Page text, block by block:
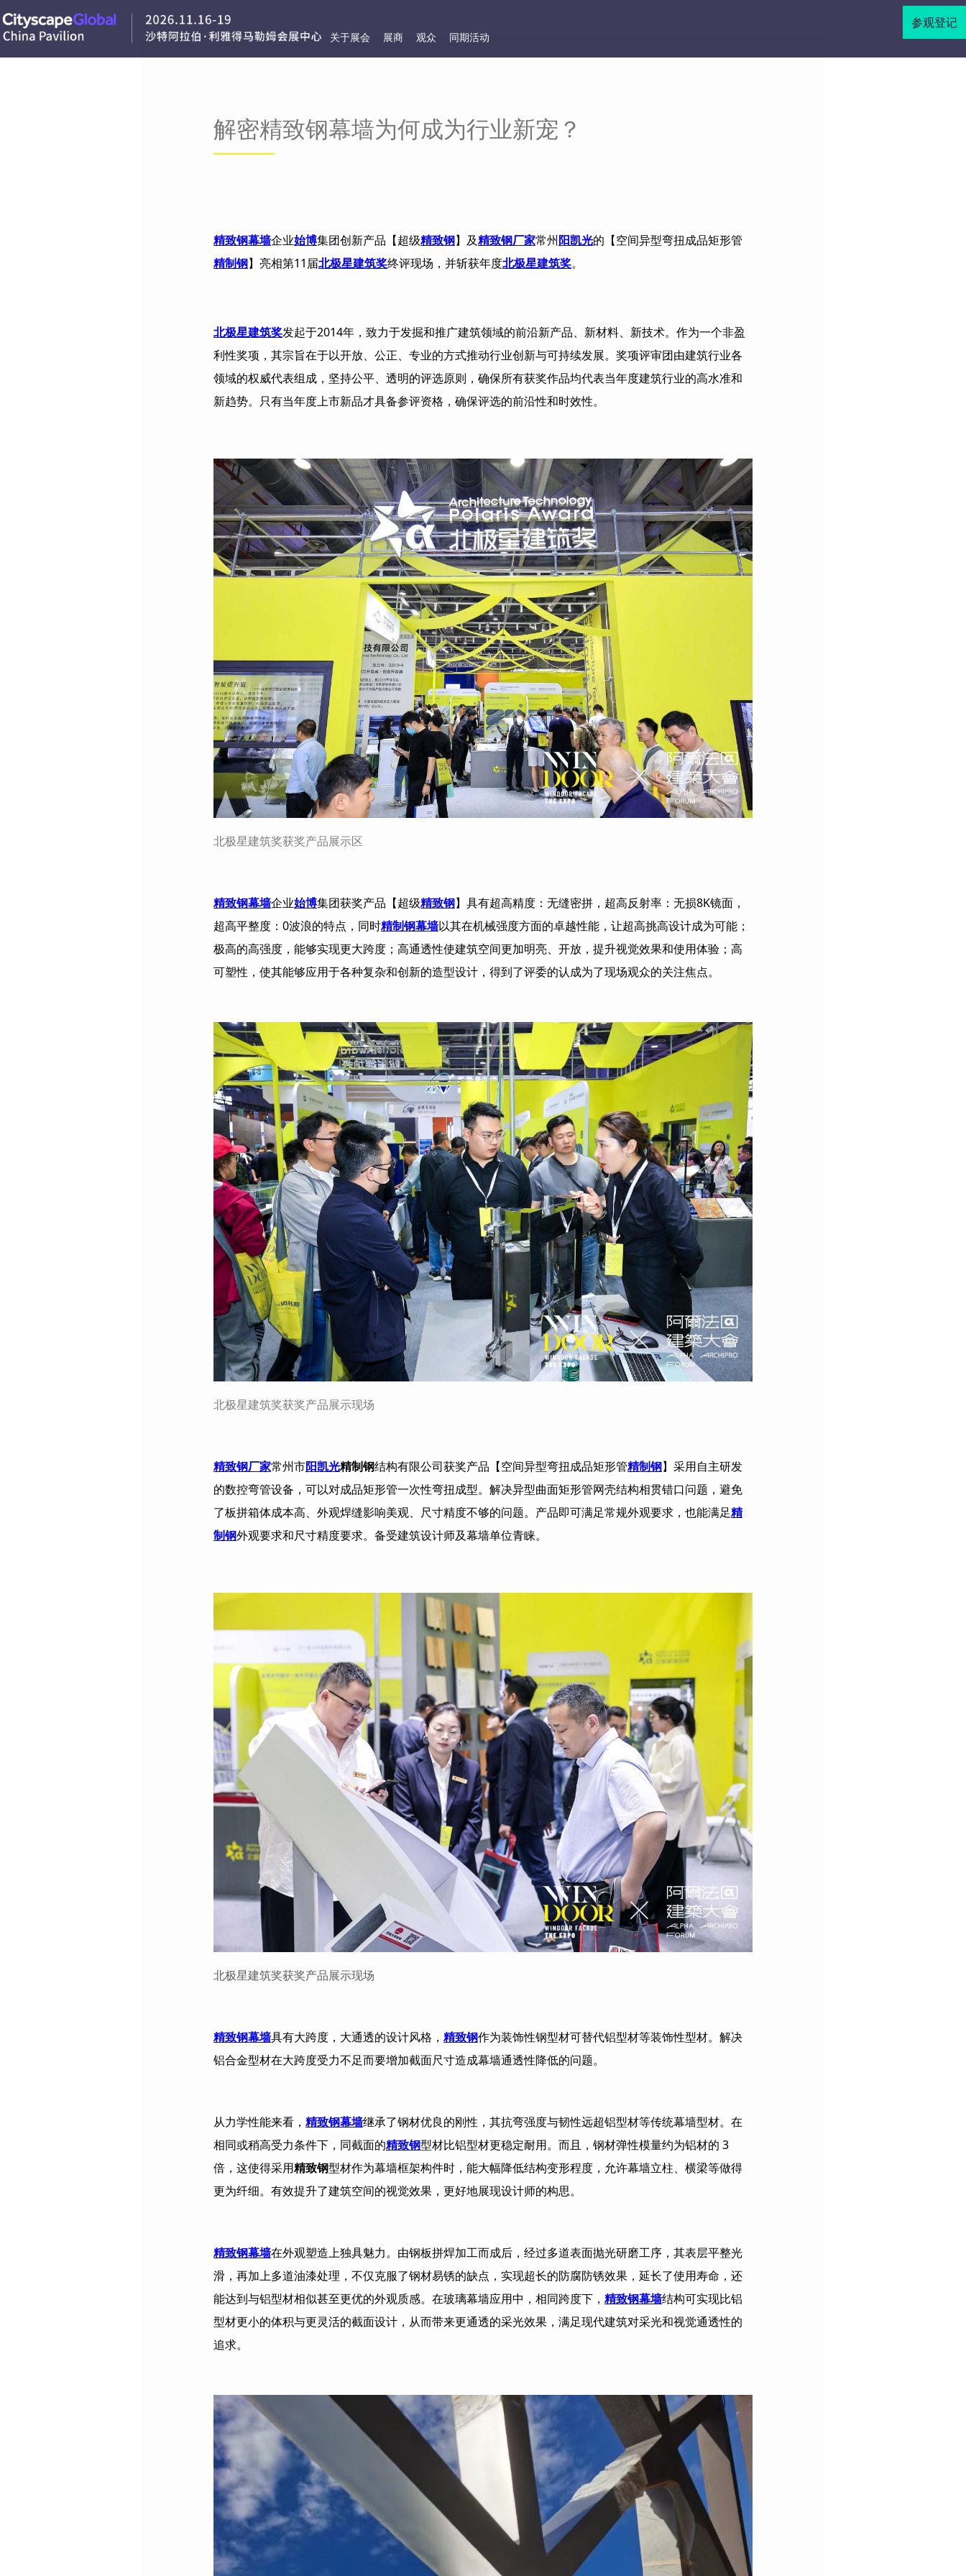
关于展会 展商 观众 同期活动
参观登记
解密精致钢幕墙为何成为行业新宠？
精致钢幕墙企业始博集团创新产品【超级精致钢】及精致钢厂家常州阳凯光的【空间异型弯扭成品矩形管
精制钢】亮相第11届北极星建筑奖终评现场，并斩获年度北极星建筑奖。
北极星建筑奖发起于2014年，致力于发掘和推广建筑领域的前沿新产品、新材料、新技术。作为一个非盈
利性奖项，其宗旨在于以开放、公正、专业的方式推动行业创新与可持续发展。奖项评审团由建筑行业各
领域的权威代表组成，坚持公平、透明的评选原则，确保所有获奖作品均代表当年度建筑行业的高水准和
新趋势。只有当年度上市新品才具备参评资格，确保评选的前沿性和时效性。
北极星建筑奖获奖产品展示区
精致钢幕墙企业始博集团获奖产品【超级精致钢】具有超高精度：无缝密拼，超高反射率：无损8K镜面，
超高平整度： 0波浪的特点，同时精制钢幕墙以其在机械强度方面的卓越性能，让超高挑高设计成为可能；
极高的高强度，能够实现更大跨度；高通透性使建筑空间更加明亮、开放，提升视觉效果和使用体验；高
可塑性，使其能够应用于各种复杂和创新的造型设计，得到了评委的认成为了现场观众的关注焦点。
北极星建筑奖获奖产品展示现场
精致钢厂家常州市阳凯光精制钢结构有限公司获奖产品【空间异型弯扭成品矩形管精制钢】采用自主研发
的数控弯管设备，可以对成品矩形管一次性弯扭成型。解决异型曲面矩形管网壳结构相贯错口问题，避免
了板拼箱体成本高、外观焊缝影响美观、尺寸精度不够的问题。产品即可满足常规外观要求，也能满足精
制钢外观要求和尺寸精度要求。备受建筑设计师及幕墙单位青睐。
北极星建筑奖获奖产品展示现场
精致钢幕墙具有大跨度，大通透的设计风格， 精致钢作为装饰性钢型材可替代铝型材等装饰性型材。解决
铝合金型材在大跨度受力不足而要增加截面尺寸造成幕墙通透性降低的问题。
从力学性能来看， 精致钢幕墙继承了钢材优良的刚性，其抗弯强度与韧性远超铝型材等传统幕墙型材。在
相同或稍高受力条件下，同截面的精致钢型材比铝型材更稳定耐用。而且，钢材弹性模量约为铝材的 3
倍，这使得采用精致钢型材作为幕墙框架构件时，能大幅降低结构变形程度，允许幕墙立柱、横梁等做得
更为纤细。有效提升了建筑空间的视觉效果，更好地展现设计师的构思。
精致钢幕墙在外观塑造上独具魅力。由钢板拼焊加工而成后，经过多道表面抛光研磨工序，其表层平整光
滑，再加上多道油漆处理，不仅克服了钢材易锈的缺点，实现超长的防腐防锈效果，延长了使用寿命，还
能达到与铝型材相似甚至更优的外观质感。在玻璃幕墙应用中，相同跨度下， 精致钢幕墙结构可实现比铝
型材更小的体积与更灵活的截面设计，从而带来更通透的采光效果，满足现代建筑对采光和视觉通透性的
追求。